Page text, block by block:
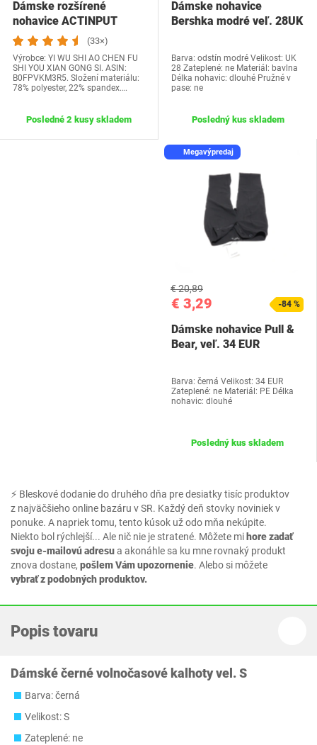
⚡ Bleskové dodanie do druhého dňa pre desiatky tisíc produktov
z najväčšieho online bazáru v SR. Každý deň stovky noviniek v
ponuke. A napriek tomu, tento kúsok už odo mňa nekúpite.
Niekto bol rýchlejší... Ale nič nie je stratené. Môžete mihore zadať
svoju e-mailovú adresua akonáhle sa ku mne rovnaký produkt
znova dostane, pošlem Vám upozornenie. Alebo si môžete
vybrať z podobných produktov.
Dámske rozšírené
nohavice ACTINPUT
vel.S
(33×)
Výrobce: YI WU SHI AO CHEN FU
SHI YOU XIAN GONG SI. ASIN:
B0FPVKM3R5. Složení materiálu:
78% polyester, 22% spandex.…
Posledné 2 kusy skladem
Dámske nohavice
Bershka modré veľ. 28UK
Barva: odstín modré Velikost: UK
28 Zateplené: ne Materiál: bavlna
Délka nohavic: dlouhé Pružné v
pase: ne
Posledný kus skladem
Megavýpredaj
€ 3,29
€ 20,89
-84 %
Dámske nohavice Pull &
Bear, veľ. 34 EUR
Barva: černá Velikost: 34 EUR
Zateplené: ne Materiál: PE Délka
nohavic: dlouhé
Posledný kus skladem
Popis tovaru
Dámské černé volnočasové kalhoty vel. S
Barva: černá
Velikost: S
Zateplené: ne